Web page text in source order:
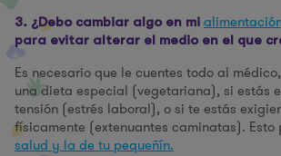
3. ¿Debo cambiar algo en mi
para evitar alterar el medio en el que
Es necesario que le cuentes todo al
una dieta especial (vegetariana), si estás
tensión (estrés laboral), o si te estás
físicamente (extenuantes caminatas).
salud y la de tu pequeñín.